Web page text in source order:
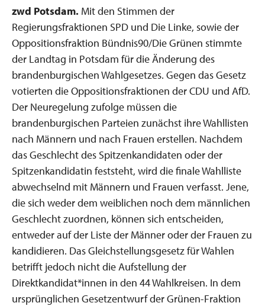
zwd Potsdam. Mit den Stimmen der
Regierungsfraktionen SPD und Die Linke, sowie der
Oppositionsfraktion Bündnis90/Die Grünen stimmte
der Landtag in Potsdam für die Änderung des
brandenburgischen Wahlgesetzes. Gegen das Gesetz
votierten die Oppositionsfraktionen der CDU und AfD.
Der Neuregelung zufolge müssen die
brandenburgischen Parteien zunächst ihre Wahllisten
nach Männern und nach Frauen erstellen. Nachdem
das Geschlecht des Spitzenkandidaten oder der
Spitzenkandidatin feststeht, wird die finale Wahlliste
abwechselnd mit Männern und Frauen verfasst. Jene,
die sich weder dem weiblichen noch dem männlichen
Geschlecht zuordnen, können sich entscheiden,
entweder auf der Liste der Männer oder der Frauen zu
kandidieren. Das Gleichstellungsgesetz für Wahlen
betrifft jedoch nicht die Aufstellung der
Direktkandidat*innen in den 44 Wahlkreisen. In dem
ursprünglichen Gesetzentwurf der Grünen-Fraktion